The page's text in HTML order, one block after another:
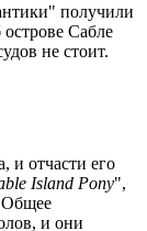
получили
острове Сабле
не стоит.
и отчасти его
Island Pony",
Общее
и они